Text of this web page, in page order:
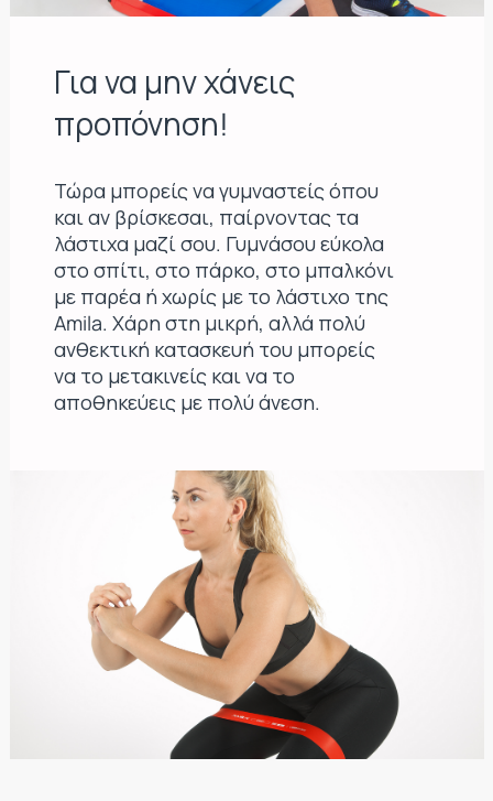
Για να μην χάνεις
προπόνηση!
Τώρα μπορείς να γυμναστείς όπου
και αν βρίσκεσαι, παίρνοντας τα
λάστιχα μαζί σου. Γυμνάσου εύκολα
στο σπίτι, στο πάρκο, στο μπαλκόνι
με παρέα ή χωρίς με το λάστιχο της
Amila. Χάρη στη μικρή, αλλά πολύ
ανθεκτική κατασκευή του μπορείς
να το μετακινείς και να το
αποθηκεύεις με πολύ άνεση.